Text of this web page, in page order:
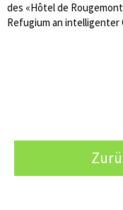
des «Hôtel de
Refugium an intelligenter